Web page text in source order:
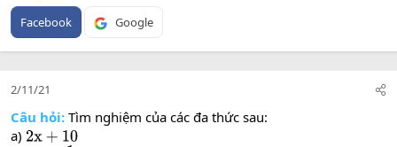
Facebook Google
2/11/21
Câu hỏi: Tìm nghiệm của các đa thức sau:
a) 2x+10